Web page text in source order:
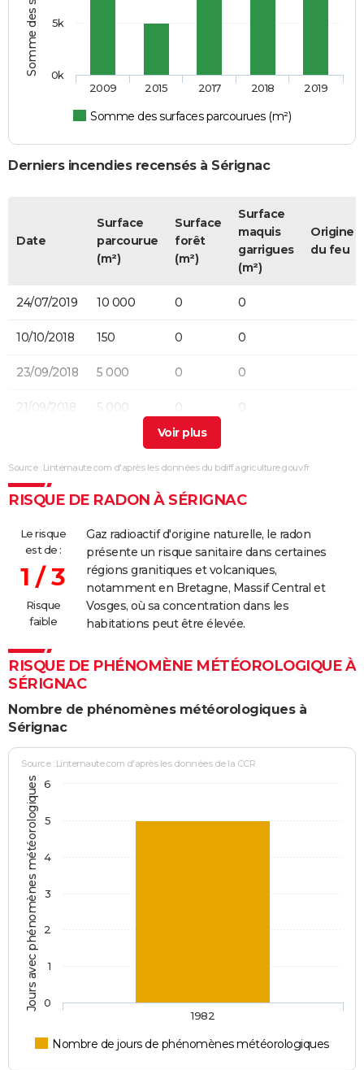
Somme des surfaces parcourues (m²)
2009 2015 2017 2018 2019
0k
5k
Derniers incendies recensés à Sérignac
Date
Surface
parcourue
(m²)
Surface
forêt
(m²)
Surface
maquis
garrigues
(m²)
Origine
du feu
24/07/2019 10 000 0 0
10/10/2018 150 0 0
23/09/2018 5 000 0 0
21/09/2018 5 000 0 0
5 000 0
23/07/2009
21/03/2009 8 000 0 0
Source : Linternaute.com d'après les données du bdiff.agriculture.gouv.fr
RISQUE DE RADON À SÉRIGNAC
Le risque
est de :
1 / 3
Risque
faible
Gaz radioactif d'origine naturelle, le radon
présente un risque sanitaire dans certaines
régions granitiques et volcaniques,
notamment en Bretagne, Massif Central et
Vosges, où sa concentration dans les
habitations peut être élevée.
RISQUE DE PHÉNOMÈNE MÉTÉOROLOGIQUE À
SÉRIGNAC
Nombre de phénomènes météorologiques à
Sérignac
Jours avec phénomènes météorologiques
Source : Linternaute.com d'après les données de la CCR
Nombre de jours de phénomènes météorologiques
1982
0
1
2
3
4
5
6